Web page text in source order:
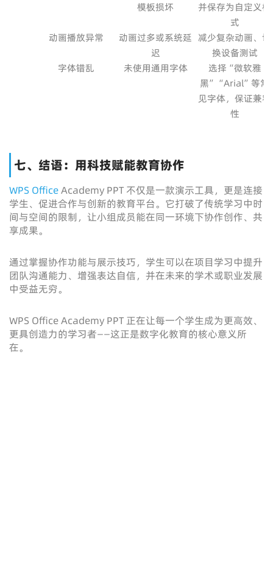
模板损坏
并保存为自定义样
式
动画播放异常
动画过多或系统延
迟
减少复杂动画、切
换设备测试
字体错乱
未使用通用字体
选择“微软雅
黑”“Arial”等常
见字体，保证兼容
性
七、结语：用科技赋能教育协作
WPS OfficeAcademy PPT 不仅是一款演示工具，更是连接
学生、促进合作与创新的教育平台。它打破了传统学习中时
间与空间的限制，让小组成员能在同一环境下协作创作、共
享成果。
通过掌握协作功能与展示技巧，学生可以在项目学习中提升
团队沟通能力、增强表达自信，并在未来的学术或职业发展
中受益无穷。
WPS Office Academy PPT 正在让每一个学生成为更高效、
更具创造力的学习者——这正是数字化教育的核心意义所
在。